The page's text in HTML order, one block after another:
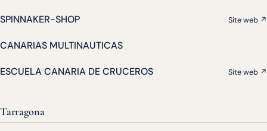
SPINNAKER-SHOP Site web ↗
CANARIAS MULTINAUTICAS
ESCUELA CANARIA DE CRUCEROS Site web ↗
Tarragona